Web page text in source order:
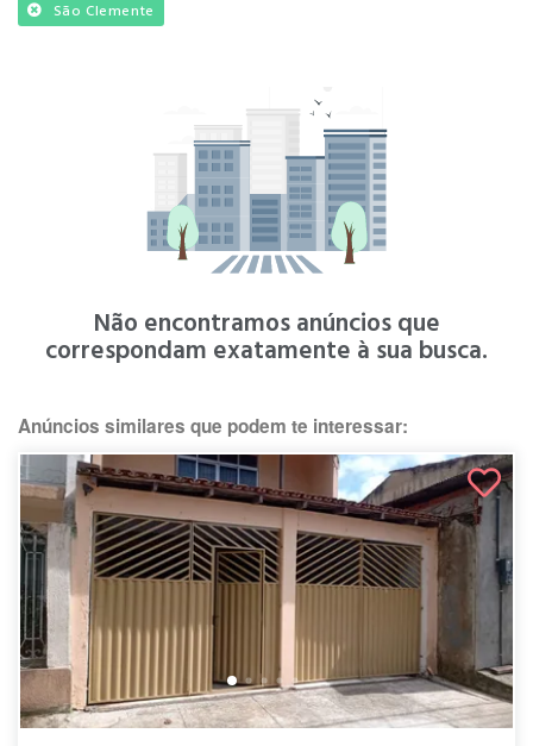
São Clemente
Não encontramos anúncios que
correspondam exatamente à sua busca.
Anúncios similares que podem te interessar: